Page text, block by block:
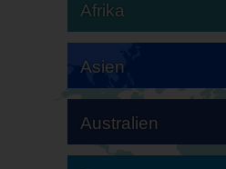
Afrika
Asien
Australien